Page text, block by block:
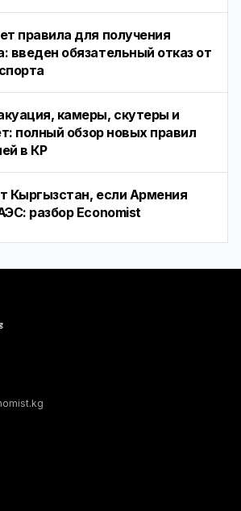
правила для получения
введен обязательный отказ от
камеры, скутеры и
полный обзор новых правил
в КР
Кыргызстан, если Армения
разбор Economist